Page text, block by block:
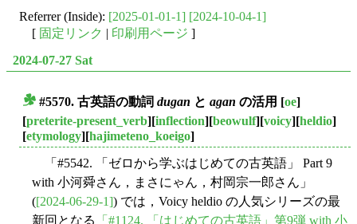
Referrer (Inside): [2025-01-01-1] [2024-10-04-1]
[ 固定リンク | 印刷用ページ ]
2024-07-27 Sat
#5570. 古英語の動詞 dugan と agan の活用 [oe]
[preterite-present_verb][inflection][beowulf][voicy][heldio]
[etymology][hajimeteno_koeigo]
「#5542. 「ゼロから学ぶはじめての古英語」 Part 9
with 小河舜さん，まさにゃん，村岡宗一郎さん」
([2024-06-29-1]) では，Voicy heldio の人気シリーズの最
新回となる
「#1124. 「はじめての古英語」第9弾 with 小